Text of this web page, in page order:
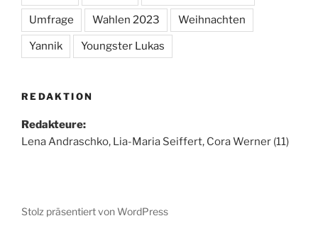
Umfrage Wahlen 2023 Weihnachten
Yannik Youngster Lukas
REDAKTION
Redakteure:
Lena Andraschko, Lia-Maria Seiffert, Cora Werner (11)
Stolz präsentiert von WordPress